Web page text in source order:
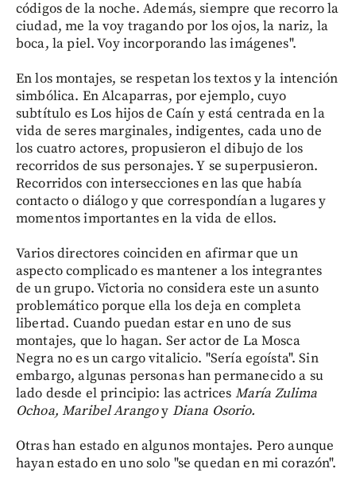
códigos de la noche. Además, siempre que recorro la
ciudad, me la voy tragando por los ojos, la nariz, la
boca, la piel. Voy incorporando las imágenes".
En los montajes, se respetan los textos y la intención
simbólica. En Alcaparras, por ejemplo, cuyo
subtítulo es Los hijos de Caín y está centrada en la
vida de seres marginales, indigentes, cada uno de
los cuatro actores, propusieron el dibujo de los
recorridos de sus personajes. Y se superpusieron.
Recorridos con intersecciones en las que había
contacto o diálogo y que correspondían a lugares y
momentos importantes en la vida de ellos.
Varios directores coinciden en afirmar que un
aspecto complicado es mantener a los integrantes
de un grupo. Victoria no considera este un asunto
problemático porque ella los deja en completa
libertad. Cuando puedan estar en uno de sus
montajes, que lo hagan. Ser actor de La Mosca
Negra no es un cargo vitalicio. "Sería egoísta". Sin
embargo, algunas personas han permanecido a su
lado desde el principio: las actrices María Zulima
Ochoa, Maribel Arangoy Diana Osorio.
Otras han estado en algunos montajes. Pero aunque
hayan estado en uno solo "se quedan en mi corazón".